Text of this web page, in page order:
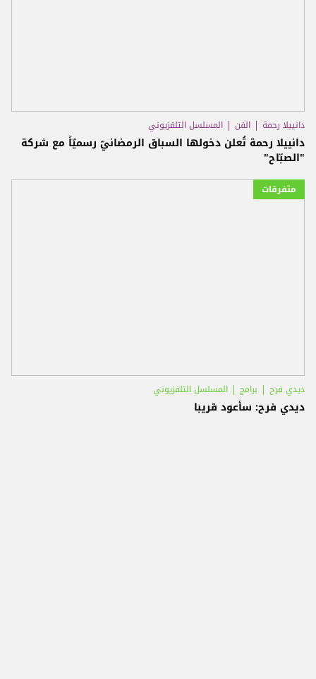
دانييلا رحمة الفن المسلسل التلفزيوني
دانييلا رحمة تُعلن دخولها السباق الرمضانيّ رسميّاً مع شركة
"الصبّاح"
متفرقات
ديدي فرح برامج المسلسل التلفزيوني
ديدي فرح: سأعود قريبا